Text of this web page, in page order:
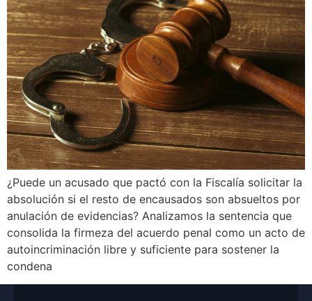
¿Puede un acusado que pactó con la Fiscalía solicitar la
absolución si el resto de encausados son absueltos por
anulación de evidencias? Analizamos la sentencia que
consolida la firmeza del acuerdo penal como un acto de
autoincriminación libre y suficiente para sostener la
condena